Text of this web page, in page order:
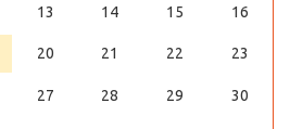
13 14 15 16
20 21 22 23
27 28 29 30